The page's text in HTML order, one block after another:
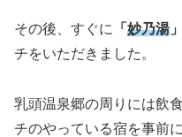
その後、すぐに 「 妙乃湯」
チをいただきました。
乳頭温泉郷の周りには飲
チのやっている宿を事前